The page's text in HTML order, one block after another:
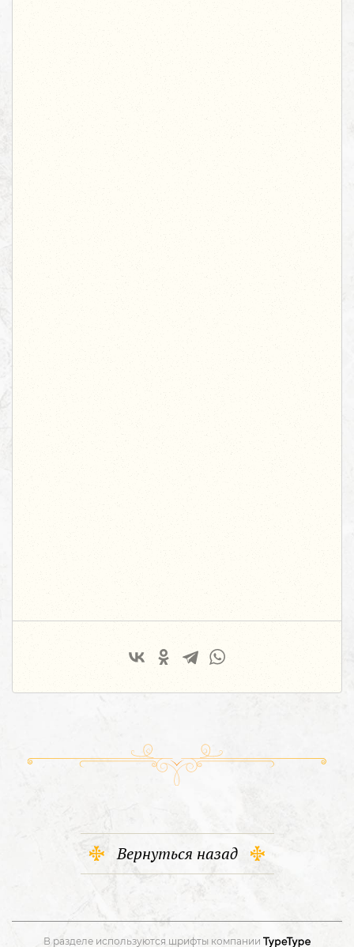
Вернуться назад
В разделе используются шрифты компании